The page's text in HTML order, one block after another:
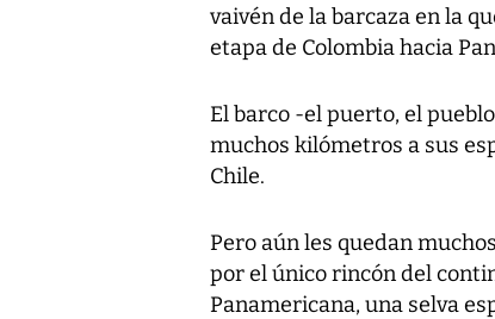
vaivén de la barcaza en la
etapa de Colombia hacia
El barco -el puerto, el
muchos kilómetros a sus
Chile.
Pero aún les quedan
por el único rincón del
Panamericana, una selva